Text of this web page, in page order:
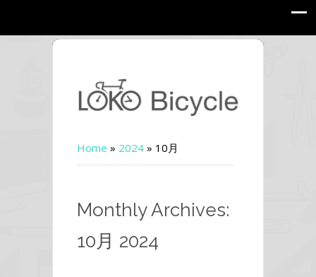
Home » 2024 » 10月
Monthly Archives:
10月 2024